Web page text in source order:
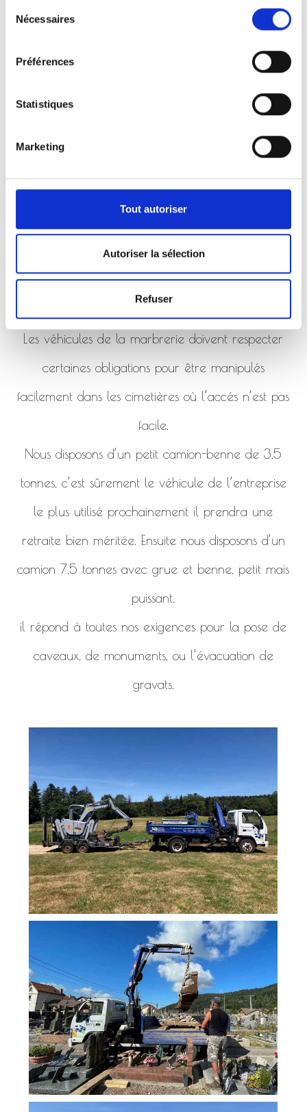
Nécessaires
Préférences
Statistiques
Marketing
Tout autoriser
Autoriser la sélection
Refuser
Pour répondre aux demandes de notre clientèle,
véhicules.
Que ça soit pour l’activité de pompes funèbres ou
Les véhicules de la marbrerie doivent respecter
certaines obligations pour être manipulés
facilement dans les cimetières où l’accés n’est pas
facile.
Nous disposons d’un petit camion-benne de 3,5
tonnes, c’est sûrement le véhicule de l’entreprise
le plus utilisé prochainement il prendra une
retraite bien méritée. Ensuite nous disposons d’un
camion 7,5 tonnes avec grue et benne, petit mais
puissant,
il répond à toutes nos exigences pour la pose de
caveaux, de monuments, ou l’évacuation de
gravats.